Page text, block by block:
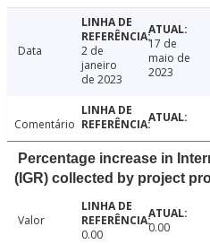
Data
2 de
janeiro
de 2023
17 de
maio de
2023
Comentário
Percentage increase in
(IGR) collected by project
Valor
0.00
0.00